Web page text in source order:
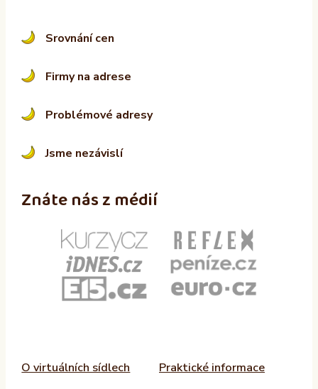
Srovnání cen
Firmy na adrese
Problémové adresy
Jsme nezávislí
Znáte nás z médií
O virtuálních sídlech
Praktické informace